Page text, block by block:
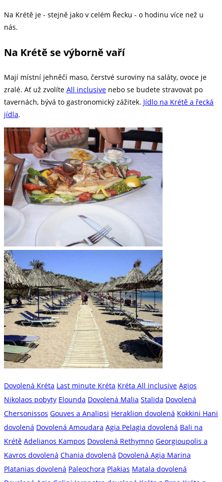
Na Krétě je - stejně jako v celém Řecku - o hodinu více než u
nás.
Na Krétě se výborně vaří
Mají místní jehněčí maso, čerstvé suroviny na saláty, ovoce je
zralé. Ať už zvolíte All inclusive nebo se budete stravovat po
tavernách, bývá to gastronomický zážitek. Jídlo na Krétě a řecká
jídla.
Dovolená Kréta Last minute Kréta Kréta All inclusive Agios
Nikolaos pobyty Elounda Dovolená Malia Stalida Dovolená
Chersonissos Gouves a Analipsi Heraklion dovolená Kokkini Hani
dovolená Dovolená Amoudara Agia Pelagia dovolená Bali na
Krétě Adelianos Kampos Dovolená Rethymno Georgioupolis a
Kavros dovolená Chania dovolená Dovolená Agia Marina
Platanias dovolená Paleochora Plakias Matala dovolená